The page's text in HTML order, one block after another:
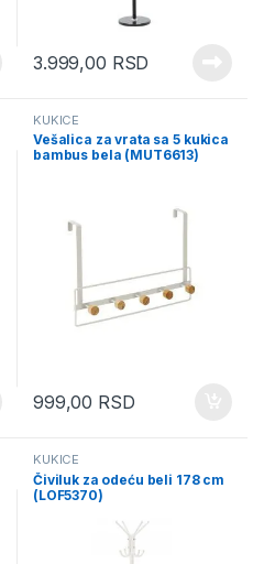
3.999,00 RSD
KUKICE
Vešalica za vrata sa 5 kukica
bambus bela (MUT6613)
999,00 RSD
KUKICE
Čiviluk za odeću beli 178 cm
(LOF5370)